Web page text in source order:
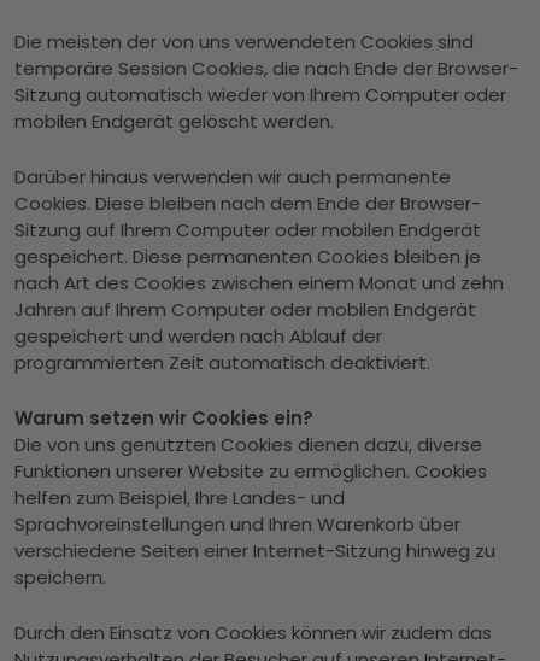
Die meisten der von uns verwendeten Cookies sind
temporäre Session Cookies, die nach Ende der Browser-
Sitzung automatisch wieder von Ihrem Computer oder
mobilen Endgerät gelöscht werden.
Darüber hinaus verwenden wir auch permanente
Cookies. Diese bleiben nach dem Ende der Browser-
Sitzung auf Ihrem Computer oder mobilen Endgerät
gespeichert. Diese permanenten Cookies bleiben je
nach Art des Cookies zwischen einem Monat und zehn
Jahren auf Ihrem Computer oder mobilen Endgerät
gespeichert und werden nach Ablauf der
programmierten Zeit automatisch deaktiviert.
Warum setzen wir Cookies ein?
Die von uns genutzten Cookies dienen dazu, diverse
Funktionen unserer Website zu ermöglichen. Cookies
helfen zum Beispiel, Ihre Landes- und
Sprachvoreinstellungen und Ihren Warenkorb über
verschiedene Seiten einer Internet-Sitzung hinweg zu
speichern.
Durch den Einsatz von Cookies können wir zudem das